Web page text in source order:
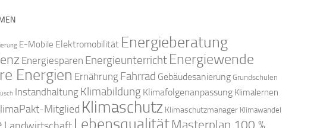
E-Mobile Elektromobilität Energieberatung
Energiesparen Energieunterricht Energiewende
Energien Ernährung Fahrrad Gebäudesanierung Grundschulen
Instandhaltung Klimabildung Klimafolgenanpassung Klimalernen
Mitglied Klimaschutz Klimaschutzmanager Klimawandel
LebensqualitätMasterplan 100 %